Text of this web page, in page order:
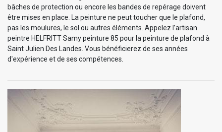
bâches de protection ou encore les bandes de repérage doivent
être mises en place. La peinture ne peut toucher que le plafond,
pas les moulures, le sol ou autres éléments. Appelez l’artisan
peintre HELFRITT Samy peinture 85 pour la peinture de plafond à
Saint Julien Des Landes. Vous bénéficierez de ses années
d'expérience et de ses compétences.